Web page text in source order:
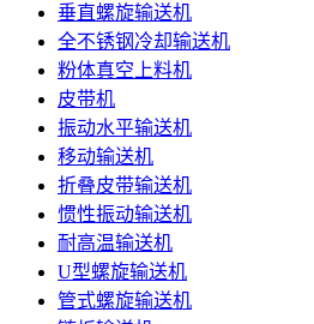
垂直螺旋输送机
全不锈钢冷却输送机
粉体真空上料机
皮带机
振动水平输送机
移动输送机
折叠皮带输送机
惯性振动输送机
耐高温输送机
U型螺旋输送机
管式螺旋输送机